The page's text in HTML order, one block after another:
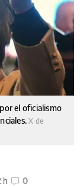
el oficialismo
X de
h 0